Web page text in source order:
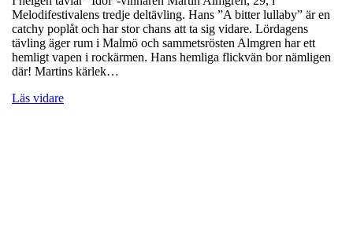
Melodifestivalens tredje deltävling. Hans ”A bitter lullaby” är en
catchy poplåt och har stor chans att ta sig vidare. Lördagens
tävling äger rum i Malmö och sammetsrösten Almgren har ett
hemligt vapen i rockärmen. Hans hemliga flickvän bor nämligen
där! Martins kärlek…
Läs vidare